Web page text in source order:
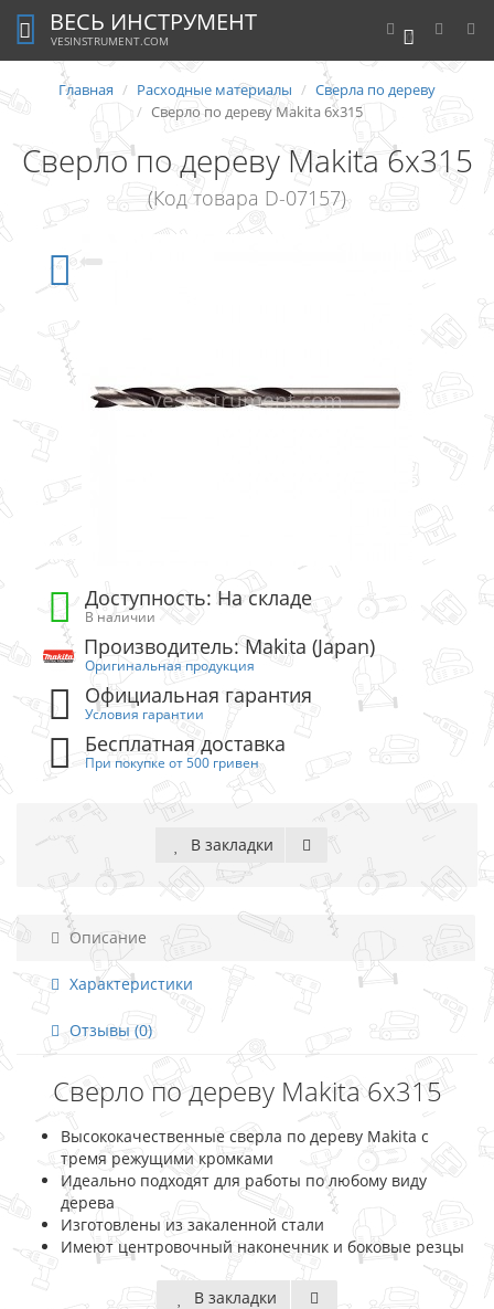
0
ВЕСЬ ИНСТРУМЕНТ
VESINSTRUMENT.COM
Главная Расходные материалы
Сверла по дереву
Сверло по дереву Makita 6x315
Сверло по дереву Makita 6x315
(Код товара D-07157)
Доступность: На складе
В наличии
Производитель: Makita (Japan)
Оригинальная продукция
Официальная гарантия
Условия гарантии
Бесплатная доставка
При покупке от 500 гривен
В закладки
Описание
Характеристики
Отзывы (0)
Сверло по дереву Makita 6x315
Высококачественные сверла по дереву Makita с
тремя режущими кромками
Идеально подходят для работы по любому виду
дерева
Изготовлены из закаленной стали
Имеют центровочный наконечник и боковые резцы
В закладки